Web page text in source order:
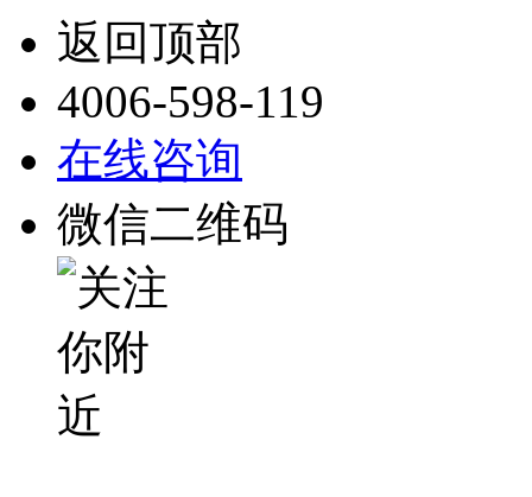
返回顶部
4006-598-119
在线咨询
微信二维码